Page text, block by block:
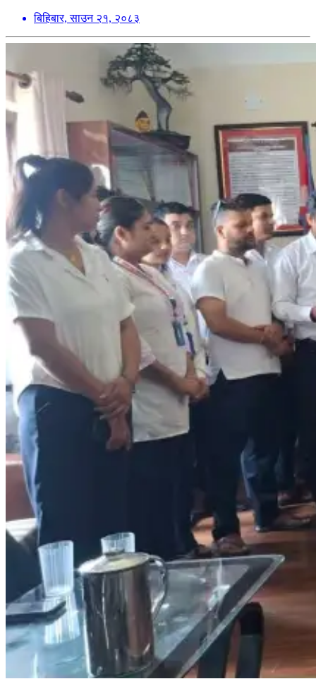
बिहिबार, साउन २१, २०८३